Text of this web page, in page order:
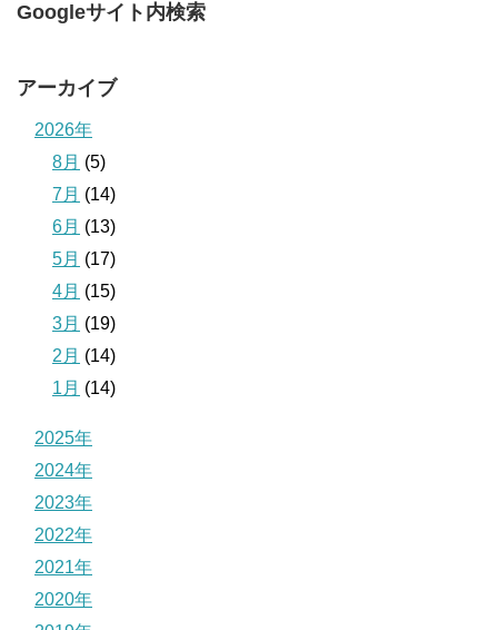
Googleサイト内検索
アーカイブ
2026年
8月 (5)
7月 (14)
6月 (13)
5月 (17)
4月 (15)
3月 (19)
2月 (14)
1月 (14)
2025年
2024年
2023年
2022年
2021年
2020年